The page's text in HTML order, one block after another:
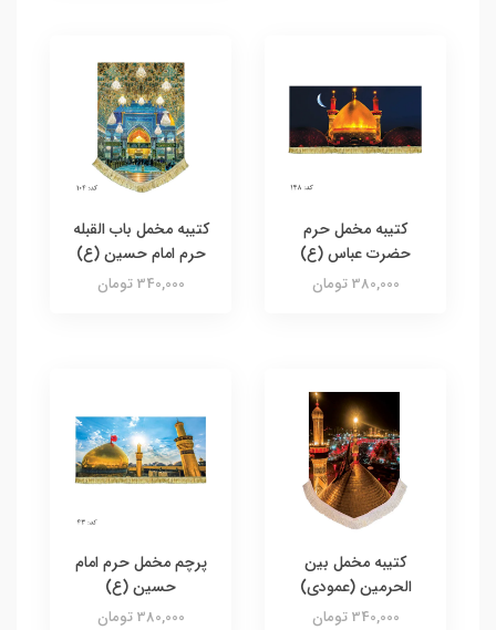
کتیبه مخمل حرم
حضرت عباس (ع)
380,000 تومان
کتیبه مخمل باب القبله
حرم امام حسین (ع)
340,000 تومان
کتیبه مخمل بین
الحرمین (عمودی)
340,000 تومان
پرچم مخمل حرم امام
حسین (ع)
380,000 تومان